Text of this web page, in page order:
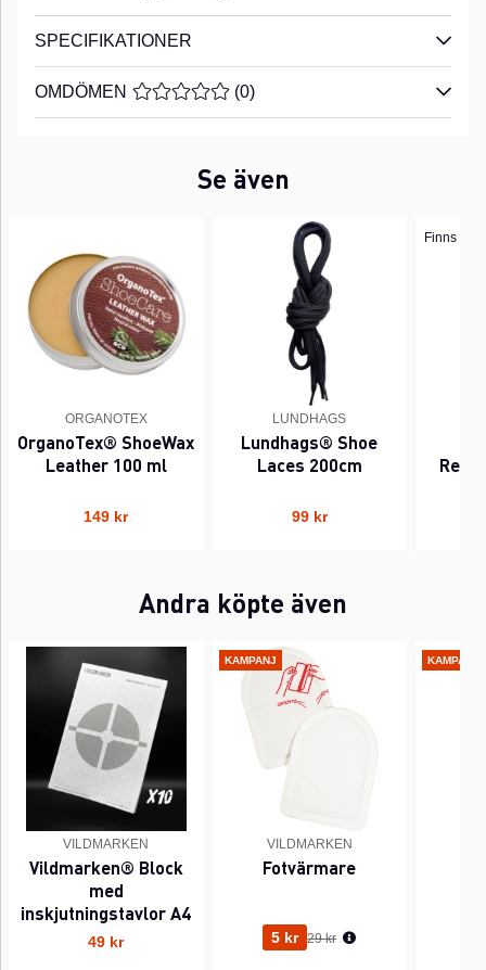
SPECIFIKATIONER
OMDÖMEN MEDELBETYG 0 AV 5 ANTAL BETYG 0
(0)
Se även
ORGANOTEX
OrganoTex® ShoeWax
Leather 100 ml
149 kr
LUNDHAGS
Lundhags® Shoe
Laces 200cm
99 kr
Finns i
Andra köpte även
VILDMARKEN
Vildmarken® Block
med
inskjutningstavlor A4
49 kr
KAMPANJ
VILDMARKEN
Fotvärmare
5 kr Ordinarie pris:
29 kr
KAMPANJ